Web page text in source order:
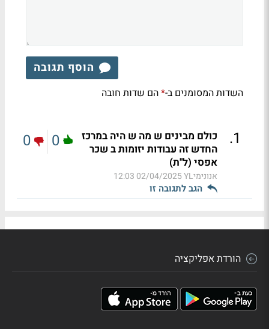
הוסף תגובה
השדות המסומנים ב-*הם שדות חובה
1
.
כולם מבינים ש מה ש היה במרכז
החדש זה עבודות יזומות ב שכר
אפסי (ל"ת)
אנונימיYL 02/04/2025 12:03
הגב לתגובה זו
0
0
הורדת אפליקציה